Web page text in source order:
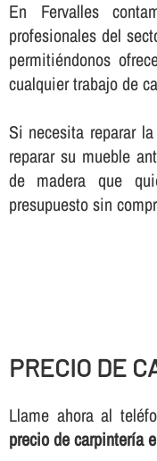
En Fervalles
profesionales del
permitiéndonos
cualquier trabajo de
Si necesita reparar
reparar su mueble
de madera que
presupuesto sin
PRECIO DE
Llame ahora al
precio de carpinterí­a